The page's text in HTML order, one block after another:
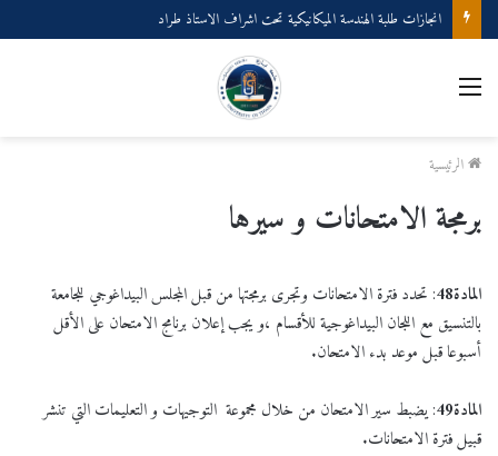
انجازات طلبة الهندسة الميكانيكية تحت اشراف الاستاذ طراد
القائمة
الرئيسية
برمجة الامتحانات و سيرها
المادة48: تحدد فترة الامتحانات وتجرى برمجتها من قبل المجلس البيداغوجي للجامعة
بالتنسيق مع اللجان البيداغوجية للأقسام ،و يجب إعلان برنامج الامتحان على الأقل
أسبوعا قبل موعد بدء الامتحان.
المادة49: يضبط سير الامتحان من خلال مجموعة التوجيهات و التعليمات التي تنشر
قبيل فترة الامتحانات.